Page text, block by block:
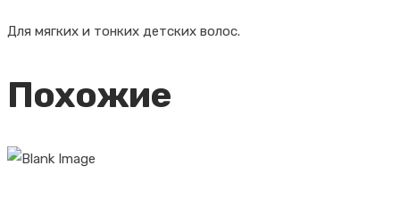
Для мягких и тонких детских волос.
Похожие